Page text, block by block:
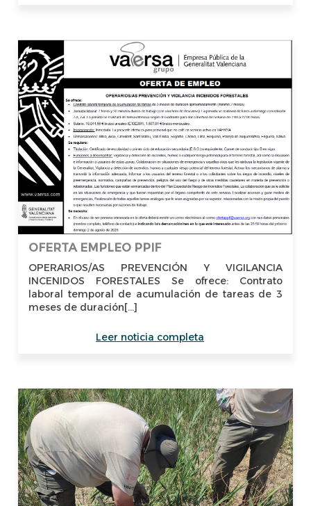
OFERTA EMPLEO PPIF
OPERARIOS/AS PREVENCIÓN Y VIGILANCIA
INCENIDOS FORESTALES Se ofrece: Contrato
laboral temporal de acumulación de tareas de 3
meses de duración[...]
Leer noticia completa